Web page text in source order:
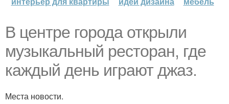
В центре города открыли
музыкальный ресторан, где
каждый день играют джаз.
Места новости.